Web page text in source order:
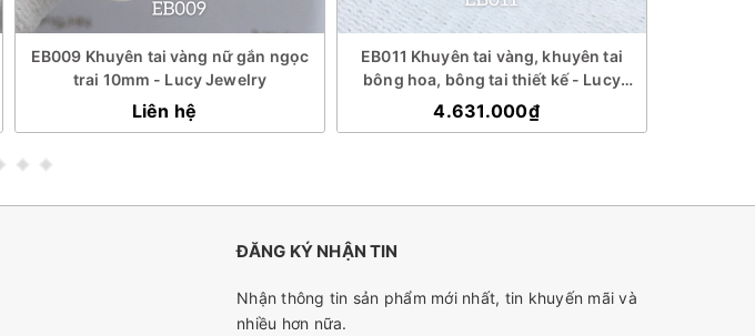
EB009 Khuyên tai vàng nữ gắn ngọc
trai 10mm - Lucy Jewelry
Liên hệ
EB011 Khuyên tai vàng, khuyên tai
bông hoa, bông tai thiết kế - Lucy
Jewelry
4.631.000₫
ĐĂNG KÝ NHẬN TIN
Nhận thông tin sản phẩm mới nhất, tin khuyến mãi và
nhiều hơn nữa.